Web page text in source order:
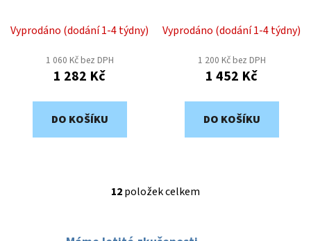
Vyprodáno (dodání 1-4 týdny)
1 060 Kč bez DPH
1 282 Kč
DO KOŠÍKU
Vyprodáno (dodání 1-4 týdny)
1 200 Kč bez DPH
1 452 Kč
DO KOŠÍKU
O
12položek celkem